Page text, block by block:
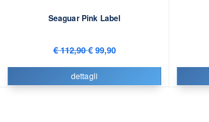
Seaguar Pink Label
€ 112,90€ 99,90
dettagli